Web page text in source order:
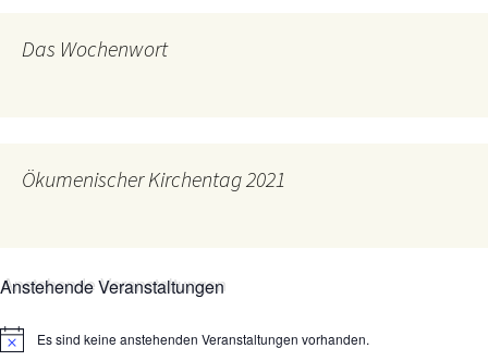
Das Wochenwort
Ökumenischer Kirchentag 2021
Anstehende Veranstaltungen
HinweisEs sind keine anstehenden Veranstaltungen vorhanden.